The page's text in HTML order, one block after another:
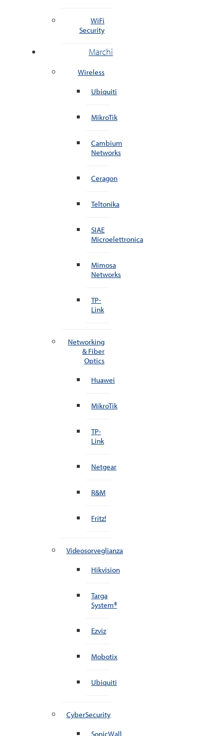
WiFi
Security
Marchi
Wireless
Ubiquiti
MikroTik
Cambium
Networks
Ceragon
Teltonika
SIAE
Microelettronica
Mimosa
Networks
TP-
Link
Networking
& Fiber
Optics
Huawei
MikroTik
TP-
Link
Netgear
R&M
Fritz!
Videosorveglianza
Hikvision
Targa
System®
Ezviz
Mobotix
Ubiquiti
CyberSecurity
SonicWall